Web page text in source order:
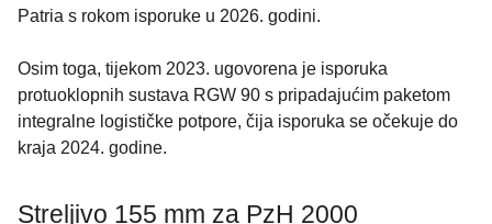
Patria s rokom isporuke u 2026. godini.
Osim toga, tijekom 2023. ugovorena je isporuka
protuoklopnih sustava RGW 90 s pripadajućim paketom
integralne logističke potpore, čija isporuka se očekuje do
kraja 2024. godine.
Streljivo 155 mm za PzH 2000